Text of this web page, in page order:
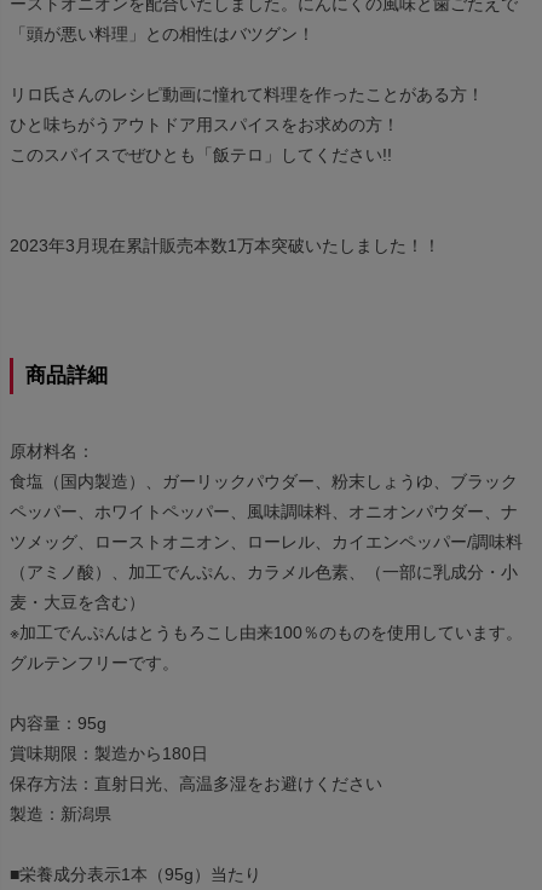
ーストオニオンを配合いたしました。にんにくの風味と歯ごたえで
「頭が悪い料理」との相性はバツグン！
リロ氏さんのレシピ動画に憧れて料理を作ったことがある方！
ひと味ちがうアウトドア用スパイスをお求めの方！
このスパイスでぜひとも「飯テロ」してください!!
2023年3月現在累計販売本数1万本突破いたしました！！
商品詳細
原材料名：
食塩（国内製造）、ガーリックパウダー、粉末しょうゆ、ブラック
ペッパー、ホワイトペッパー、風味調味料、オニオンパウダー、ナ
ツメッグ、ローストオニオン、ローレル、カイエンペッパー/調味料
（アミノ酸）、加工でんぷん、カラメル色素、（一部に乳成分・小
麦・大豆を含む）
※加工でんぷんはとうもろこし由来100％のものを使用しています。
グルテンフリーです。
内容量：95g
賞味期限：製造から180日
保存方法：直射日光、高温多湿をお避けください
製造：新潟県
■栄養成分表示1本（95g）当たり